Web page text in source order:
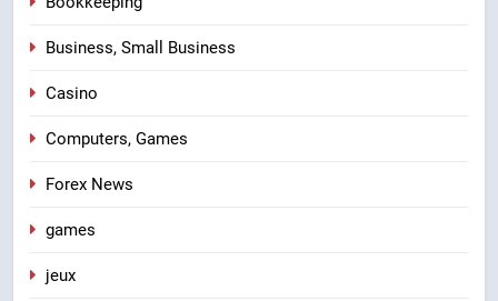
Business, Small Business
Casino
Computers, Games
Forex News
games
jeux